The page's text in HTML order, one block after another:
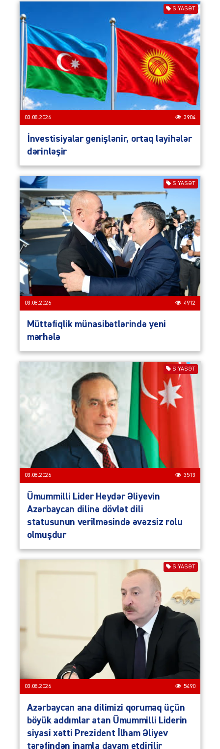
SIYASƏT
03.08.2026 3904
İnvestisiyalar genişlənir, ortaq layihələr
dərinləşir
SIYASƏT
03.08.2026 4912
Müttəfiqlik münasibətlərində yeni
mərhələ
SIYASƏT
03.08.2026 3513
Ümummilli Lider Heydər Əliyevin
Azərbaycan dilinə dövlət dili
statusunun verilməsində əvəzsiz rolu
olmuşdur
SIYASƏT
03.08.2026 5490
Azərbaycan ana dilimizi qorumaq üçün
böyük addımlar atan Ümummilli Liderin
siyasi xətti Prezident İlham Əliyev
tərəfindən inamla davam etdirilir